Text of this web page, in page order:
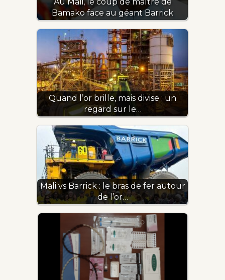
Bamako face au géant Barrick
Quand l’or brille, mais divise : un
regard sur le…
Mali vs Barrick : le bras de fer autour
de l’or…